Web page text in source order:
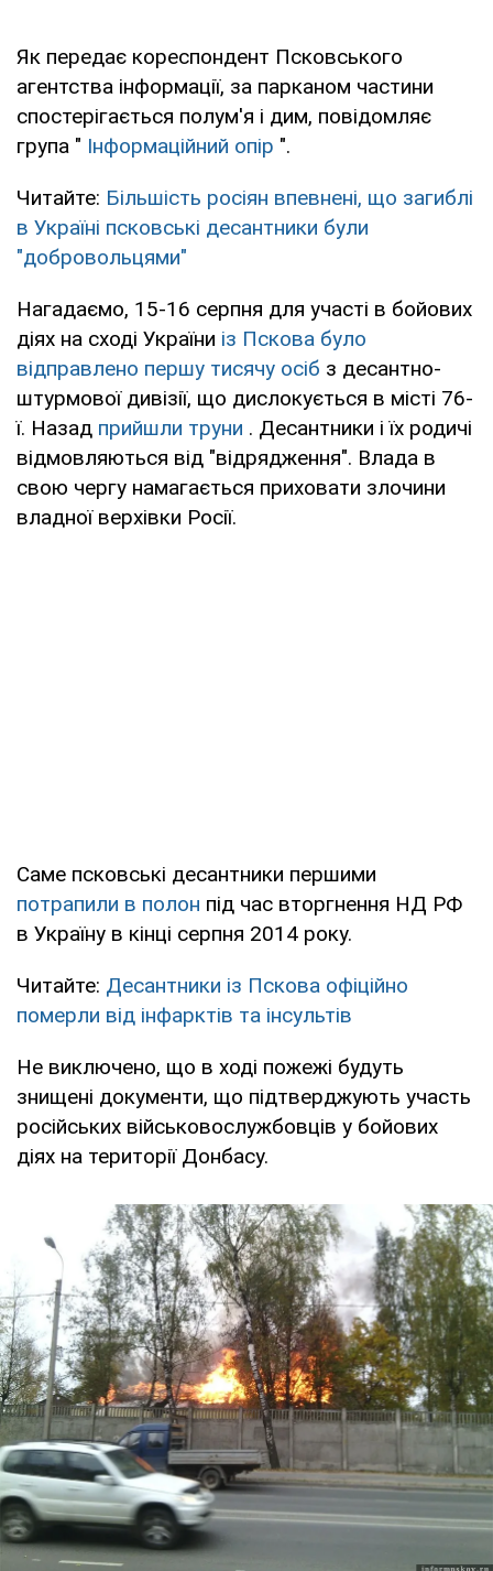
Як передає кореспондент Псковського
агентства інформації, за парканом частини
спостерігається полум'я і дим, повідомляє
група " Інформаційний опір ".
Читайте: Більшість росіян впевнені, що загиблі
в Україні псковські десантники були
"добровольцями"
Нагадаємо, 15-16 серпня для участі в бойових
діях на сході України із Пскова було
відправлено першу тисячу осіб з десантно-
штурмової дивізії, що дислокується в місті 76-
ї. Назад прийшли труни . Десантники і їх родичі
відмовляються від "відрядження". Влада в
свою чергу намагається приховати злочини
владної верхівки Росії.
Саме псковські десантники першими
потрапили в полон під час вторгнення НД РФ
в Україну в кінці серпня 2014 року.
Читайте: Десантники із Пскова офіційно
померли від інфарктів та інсультів
Не виключено, що в ході пожежі будуть
знищені документи, що підтверджують участь
російських військовослужбовців у бойових
діях на території Донбасу.